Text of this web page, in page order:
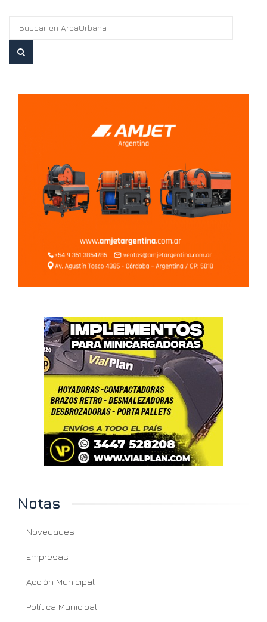
Notas
Novedades
Empresas
Acción Municipal
Política Municipal